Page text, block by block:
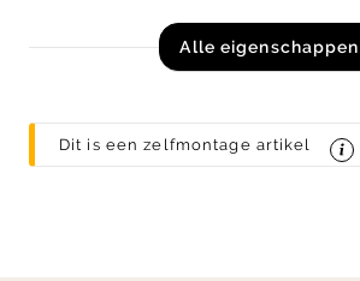
Alle eigenschappen
Dit is een zelfmontage artikel